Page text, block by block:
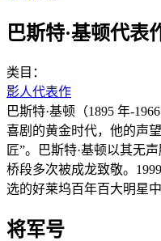
巴斯特·基顿代表
类目：
影人代表作
巴斯特·基顿（1895 年-
喜剧的黄金时代，他的声
匠”。巴斯特·基顿以其无
桥段多次被成龙致敬。
选的好莱坞百年百大明星
将军号